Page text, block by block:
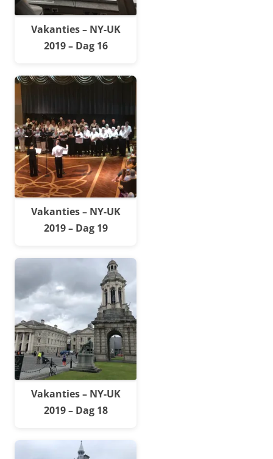
Vakanties – NY-UK
2019 – Dag 16
Vakanties – NY-UK
2019 – Dag 19
Vakanties – NY-UK
2019 – Dag 18